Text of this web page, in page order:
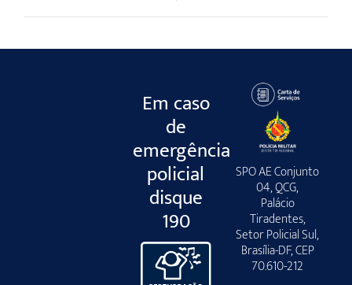
Em caso
de
emergência
policial
disque
190
SPO AE Conjunto
04, QCG,
Palácio
Tiradentes,
Setor Policial Sul,
Brasília-DF, CEP
70.610-212